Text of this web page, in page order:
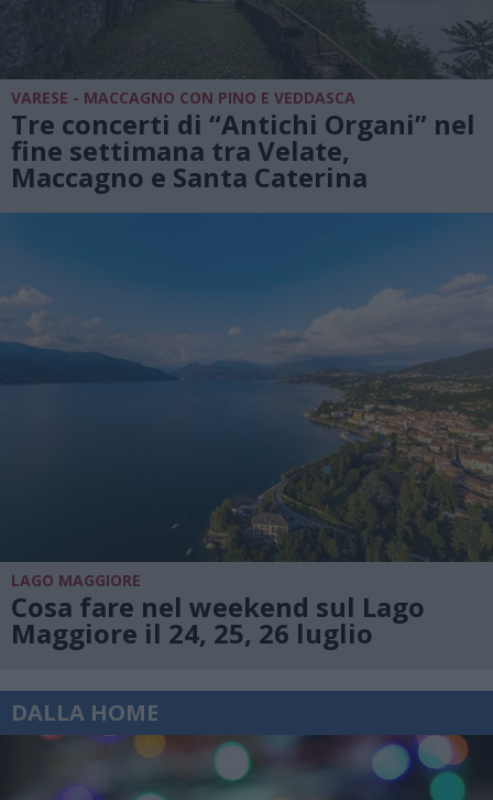
VARESE - MACCAGNO CON PINO E VEDDASCA
Tre concerti di “Antichi Organi” nel
fine settimana tra Velate,
Maccagno e Santa Caterina
LAGO MAGGIORE
Cosa fare nel weekend sul Lago
Maggiore il 24, 25, 26 luglio
DALLA HOME